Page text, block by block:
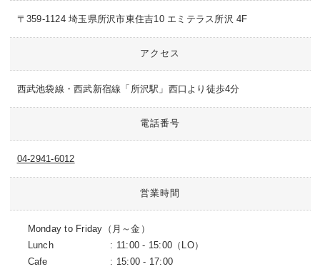
〒359-1124 埼玉県所沢市東住吉10 エミテラス所沢 4F
アクセス
西武池袋線・西武新宿線「所沢駅」西口より徒歩4分
電話番号
04-2941-6012
営業時間
Monday to Friday（月～金）
Lunch
: 11:00 - 15:00（LO）
Cafe
: 15:00 - 17:00